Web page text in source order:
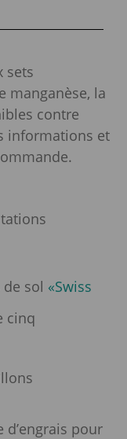
sets
manganèse, la
contre
informations et
sol «Swiss
cinq
pour